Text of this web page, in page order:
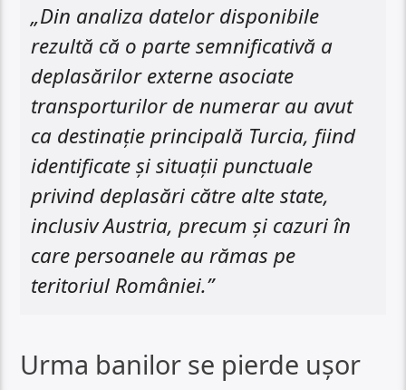
„Din analiza datelor disponibile
rezultă că o parte semnificativă a
deplasărilor externe asociate
transporturilor de numerar au avut
ca destinație principală Turcia, fiind
identificate și situații punctuale
privind deplasări către alte state,
inclusiv Austria, precum și cazuri în
care persoanele au rămas pe
teritoriul României.”
Urma banilor se pierde ușor